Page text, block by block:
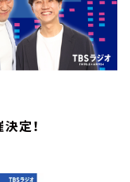
定！